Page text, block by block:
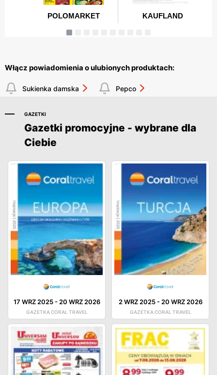
Włącz powiadomienia o ulubionych produktach:
Sukienka damska Pepco
GAZETKI
Gazetki promocyjne - wybrane dla
Ciebie
17 WRZ 2025- 20 WRZ 2026
GAZETKA CORAL TRAVEL
2 WRZ 2025- 20 WRZ 2026
GAZETKA CORAL TRAVEL